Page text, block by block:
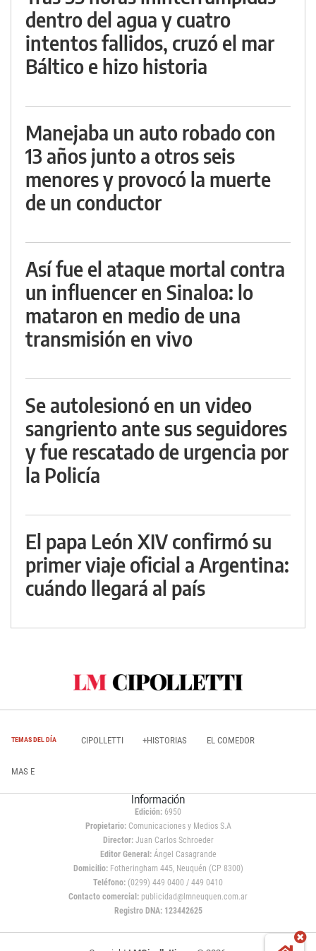
dentro del agua y cuatro
intentos fallidos, cruzó el mar
Báltico e hizo historia
Manejaba un auto robado con
13 años junto a otros seis
menores y provocó la muerte
de un conductor
Así fue el ataque mortal contra
un influencer en Sinaloa: lo
mataron en medio de una
transmisión en vivo
Se autolesionó en un video
sangriento ante sus seguidores
y fue rescatado de urgencia por
la Policía
El papa León XIV confirmó su
primer viaje oficial a Argentina:
cuándo llegará al país
TEMAS DEL DÍA CIPOLLETTI +HISTORIAS EL COMEDOR
MAS E
Información
Edición: 6950
Propietario:Comunicaciones y Medios S.A
Director: Juan Carlos Schroeder
Editor General:Ángel Casagrande
Domicilio:Fotheringham 445, Neuquén (CP 8300)
Teléfono: (0299) 449 0400 / 449 0410
Contacto comercial: publicidad@lmneuquen.com.ar
Registro DNA: 123442625